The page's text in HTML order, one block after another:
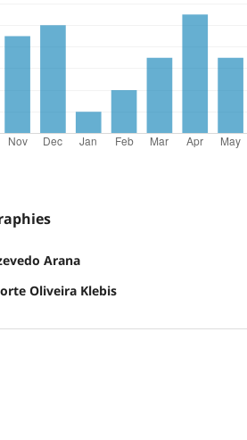
Arana
Oliveira Klebis